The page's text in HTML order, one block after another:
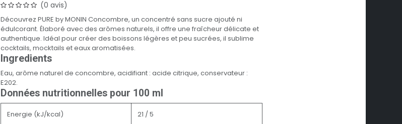
(0 avis)
Découvrez PURE by MONIN Concombre, un concentré sans sucre ajouté ni
édulcorant. Élaboré avec des arômes naturels, il offre une fraîcheur délicate et
authentique. Idéal pour créer des boissons légères et peu sucrées, il sublime
cocktails, mocktails et eaux aromatisées.
Ingredients
Eau, arôme naturel de concombre, acidifiant : acide citrique, conservateur :
E202.
Données nutritionnelles pour 100 ml
Energie (kJ/kcal) 21 / 5